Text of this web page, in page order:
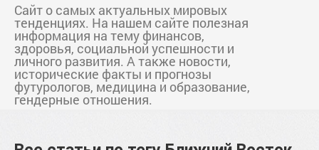
Сайт о самых актуальных мировых
тенденциях. На нашем сайте полезная
информация на тему финансов,
здоровья, социальной успешности и
личного развития. А также новости,
исторические факты и прогнозы
футурологов, медицина и образование,
гендерные отношения.